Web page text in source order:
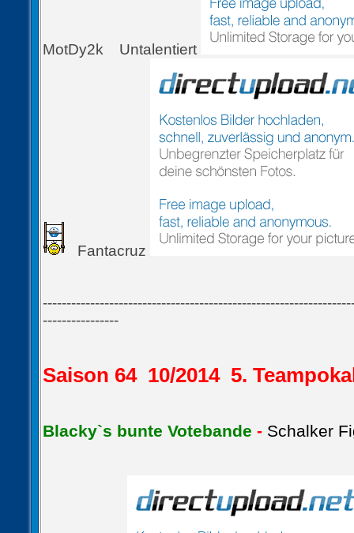
MotDy2k Untalentiert
Fantacruz
----------------
Saison 64 10/2014 5.
Blacky`s bunte Votebande - Schalker